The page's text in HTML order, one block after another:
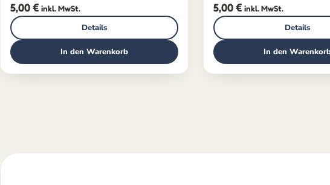
5,00€ inkl. MwSt.
Details
In den Warenkorb
5,00€ inkl. MwSt.
Details
In den